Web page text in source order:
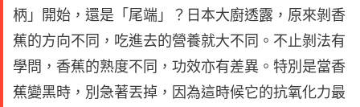
柄」開始，還是「尾端」？日本大廚透露，原來剝香
蕉的方向不同，吃進去的營養就大不同。不止剝法有
學問，香蕉的熟度不同，功效亦有差異。特別是當香
蕉變黑時，別急著丟掉，因為這時候它的抗氧化力最